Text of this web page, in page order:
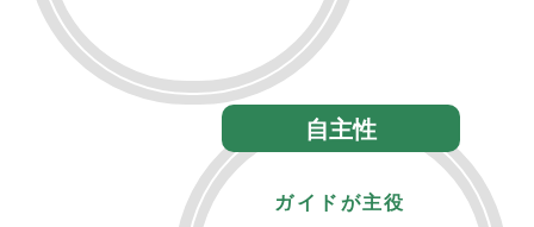
自主性
ガイドが主役